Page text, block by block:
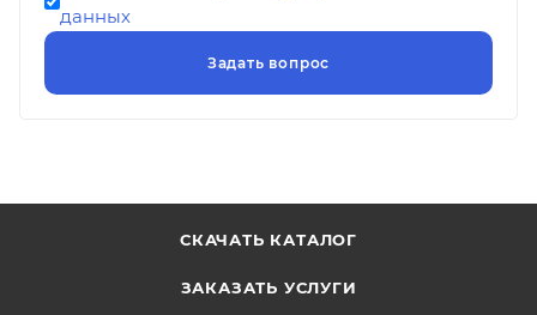
данных
СКАЧАТЬ КАТАЛОГ
ЗАКАЗАТЬ УСЛУГИ